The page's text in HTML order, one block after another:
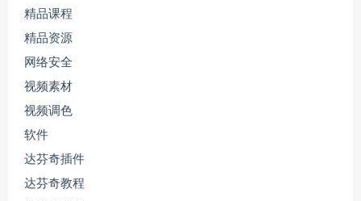
精品课程
精品资源
网络安全
视频素材
视频调色
软件
达芬奇插件
达芬奇教程